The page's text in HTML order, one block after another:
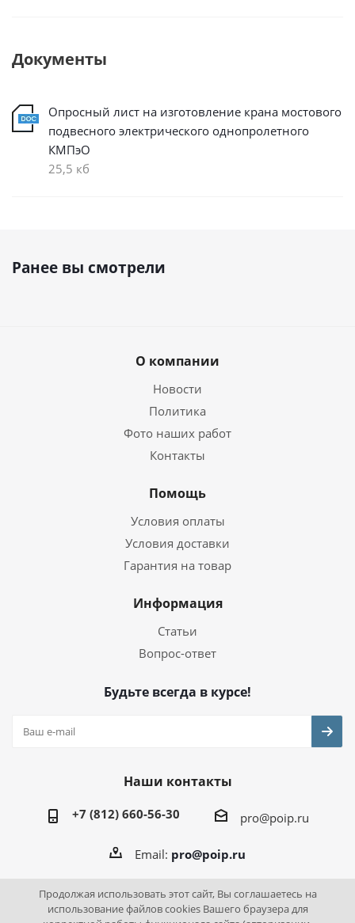
Документы
Опросный лист на изготовление крана мостового
подвесного электрического однопролетного
КМПэО
25,5 кб
Ранее вы смотрели
О компании
Новости
Политика
Фото наших работ
Контакты
Помощь
Условия оплаты
Условия доставки
Гарантия на товар
Информация
Статьи
Вопрос-ответ
Будьте всегда в курсе!
Наши контакты
+7 (812) 660-56-30 pro@poip.ru
Email: pro@poip.ru
Продолжая использовать этот сайт, Вы соглашаетесь на
использование файлов cookies Вашего браузера для